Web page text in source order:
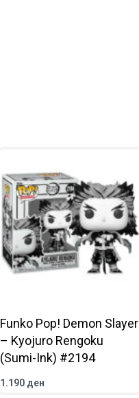
Funko Pop! Demon Slayer
– Kyojuro Rengoku
(Sumi-Ink) #2194
1.190 ден